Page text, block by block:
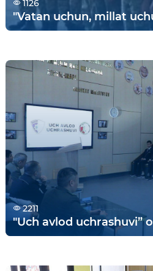
1126
"Vatan uchun, millat
2211
"Uch аvlod uchrashuvi”